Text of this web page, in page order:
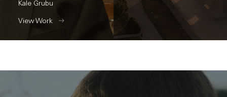
Kale Grubu
View Work